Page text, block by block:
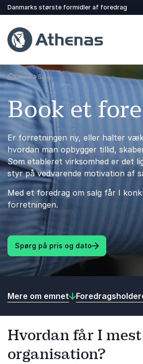
Danmarks største formidler af foredrag
Tilbage til forsiden
Emner Salg
Book et
Er forretningen ny, eller halter
hvordan man opbygger tillid,
Som etableret virksomhed er det
styr på vedvarende motivation af
Med et foredrag om salg får I
forretningen.
Spørg på pris og dato
Mere om emnet
Hvordan får I
organisation?